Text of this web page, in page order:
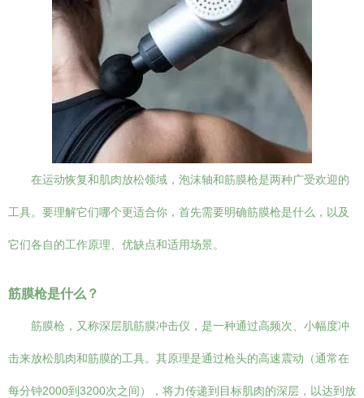
在运动恢复和肌肉放松领域，泡沫轴和筋膜枪是两种广受欢迎的
工具。要理解它们哪个更适合你，首先需要明确筋膜枪是什么，以及
它们各自的工作原理、优缺点和适用场景。
筋膜枪是什么？
筋膜枪，又称深层肌筋膜冲击仪，是一种通过高频次、小幅度冲
击来放松肌肉和筋膜的工具。其原理是通过枪头的高速震动（通常在
每分钟2000到3200次之间），将力传递到目标肌肉的深层，以达到放